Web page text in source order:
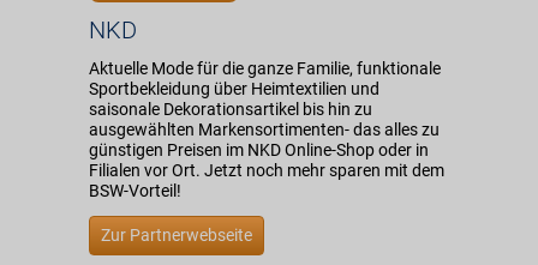
NKD
Aktuelle Mode für die ganze Familie, funktionale
Sportbekleidung über Heimtextilien und
saisonale Dekorationsartikel bis hin zu
ausgewählten Markensortimenten- das alles zu
günstigen Preisen im NKD Online-Shop oder in
Filialen vor Ort. Jetzt noch mehr sparen mit dem
BSW-Vorteil!
Zur Partnerwebseite